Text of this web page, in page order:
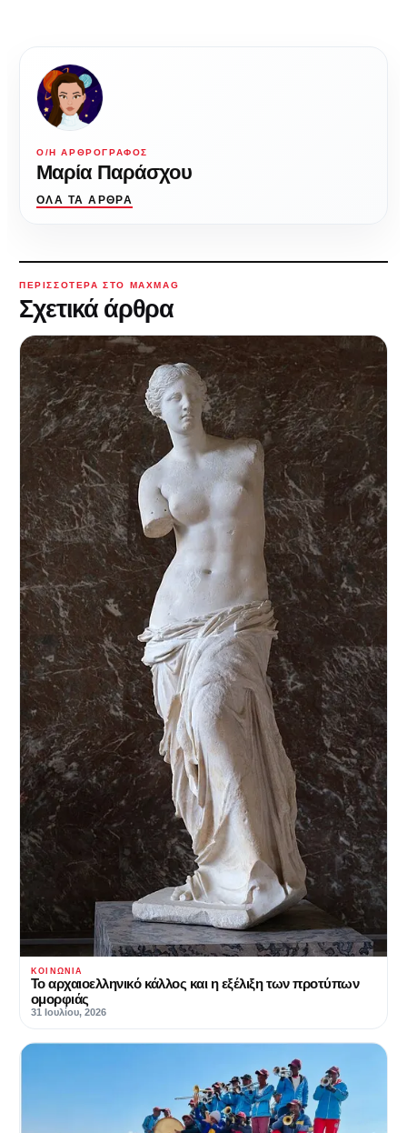
Ο/Η ΑΡΘΡΟΓΡΆΦΟΣ
Μαρία Παράσχου
ΌΛΑ ΤΑ ΆΡΘΡΑ
ΠΕΡΙΣΣΌΤΕΡΑ ΣΤΟ MAXMAG
Σχετικά άρθρα
ΚΟΙΝΩΝΊΑ
Το αρχαιοελληνικό κάλλος και η εξέλιξη των προτύπων
ομορφιάς
31 Ιουλίου, 2026